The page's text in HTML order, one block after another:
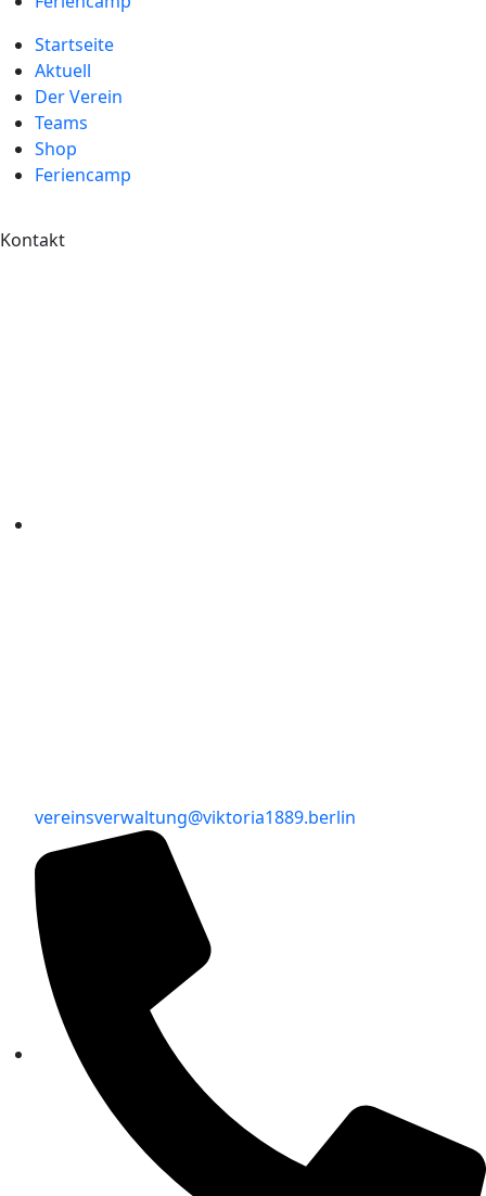
Startseite
Aktuell
Der Verein
Teams
Shop
Feriencamp
Kontakt
vereinsverwaltung@viktoria1889.berlin